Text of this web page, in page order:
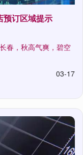
预订区域提示
春，秋高气爽，碧空
03-17